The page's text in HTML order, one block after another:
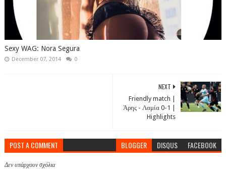
Sexy WAG: Nora Segura
December 07, 2014 0
NEXT
Friendly match |
Άρης - Λαμία 0-1 |
Highlights
POST A COMMENT BLOGGER DISQUS FACEBOOK
Δεν υπάρχουν σχόλια